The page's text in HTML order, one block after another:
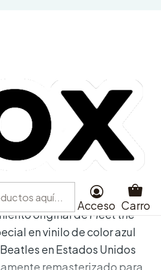
Acceso Carro
original deMeet the
en vinilo de color azul
en Estados Unidos
remasterizado para